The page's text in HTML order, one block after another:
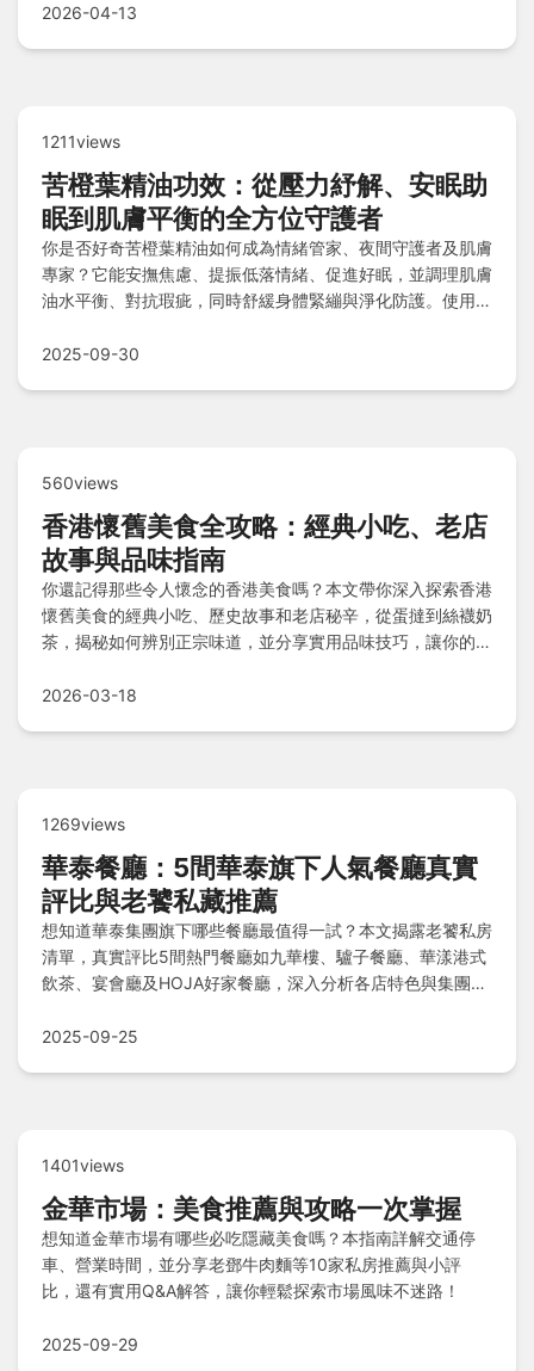
2026-04-13
1211views
苦橙葉精油功效：從壓力紓解、安眠助
眠到肌膚平衡的全方位守護者
你是否好奇苦橙葉精油如何成為情緒管家、夜間守護者及肌膚
專家？它能安撫焦慮、提振低落情緒、促進好眠，並調理肌膚
油水平衡、對抗瑕疵，同時舒緩身體緊繃與淨化防護。使用前
專業，無光敏性疑慮。透過嗅吸、按摩、泡澡等實用方法融入
2025-09-30
560views
香港懷舊美食全攻略：經典小吃、老店
故事與品味指南
你還記得那些令人懷念的香港美食嗎？本文帶你深入探索香港
懷舊美食的經典小吃、歷史故事和老店秘辛，從蛋撻到絲襪奶
茶，揭秘如何辨別正宗味道，並分享實用品味技巧，讓你的美
2026-03-18
1269views
華泰餐廳：5間華泰旗下人氣餐廳真實
評比與老饕私藏推薦
想知道華泰集團旗下哪些餐廳最值得一試？本文揭露老饕私房
清單，真實評比5間熱門餐廳如九華樓、驢子餐廳、華漾港式
飲茶、宴會廳及HOJA好家餐廳，深入分析各店特色與集團餐
2025-09-25
1401views
金華市場：美食推薦與攻略一次掌握
想知道金華市場有哪些必吃隱藏美食嗎？本指南詳解交通停
車、營業時間，並分享老鄧牛肉麵等10家私房推薦與小評
比，還有實用Q&A解答，讓你輕鬆探索市場風味不迷路！
2025-09-29